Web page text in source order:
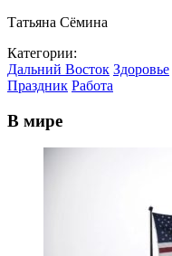
Татьяна Сёмина
Категории:
Дальний Восток Здоровье
Праздник Работа
В мире